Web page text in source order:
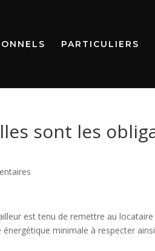
PARTICULIERS
sont les
est tenu de remettre au
minimale à respecter